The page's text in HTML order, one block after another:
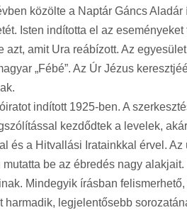
közölte a Naptár Gáncs
Isten indította el az
amit Ura reábízott. Az
„Fébé”. Az Úr Jézus
indított 1925-ben. A
kezdődtek a levelek,
a Hitvallási Iratainkkal érvel.
be az ébredés nagy
Mindegyik írásban
legjelentősebb